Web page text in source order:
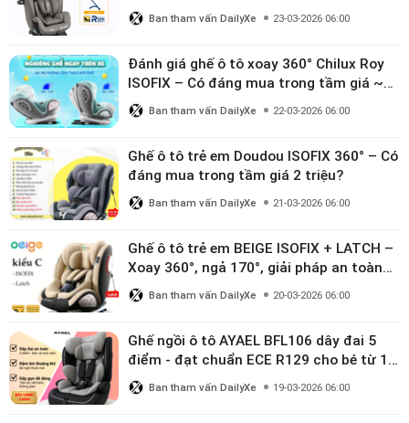
đáng đầu tư cho bé từ 0–12 tuổi?
Ban tham vấn DailyXe 23-03-2026 06:00
Đánh giá ghế ô tô xoay 360° Chilux Roy
ISOFIX – Có đáng mua trong tầm giá ~3
triệu
Ban tham vấn DailyXe 22-03-2026 06:00
Ghế ô tô trẻ em Doudou ISOFIX 360° – Có
đáng mua trong tầm giá 2 triệu?
Ban tham vấn DailyXe 21-03-2026 06:00
Ghế ô tô trẻ em BEIGE ISOFIX + LATCH –
Xoay 360°, ngả 170°, giải pháp an toàn
linh hoạt cho bé 0–10 tuổi
Ban tham vấn DailyXe 20-03-2026 06:00
Ghế ngồi ô tô AYAEL BFL106 dây đai 5
điểm - đạt chuẩn ECE R129 cho bé từ 1–
10 tuổi
Ban tham vấn DailyXe 19-03-2026 06:00